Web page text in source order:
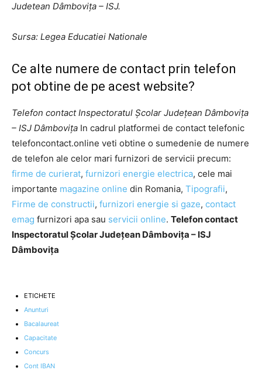
Judetean Dâmbovița – ISJ.
Sursa: Legea Educatiei Nationale
Ce alte numere de contact prin telefon
pot obtine de pe acest website?
Telefon contact Inspectoratul Școlar Județean Dâmbovița
– ISJ Dâmbovița In cadrul platformei de contact telefonic
telefoncontact.online veti obtine o sumedenie de numere
de telefon ale celor mari furnizori de servicii precum:
firme de curierat, furnizori energie electrica, cele mai
importante magazine online din Romania, Tipografii,
Firme de constructii, furnizori energie si gaze, contact
emag furnizori apa sau servicii online. Telefon contact
Inspectoratul Școlar Județean Dâmbovița – ISJ
Dâmbovița
ETICHETE
Anunturi
Bacalaureat
Capacitate
Concurs
Cont IBAN